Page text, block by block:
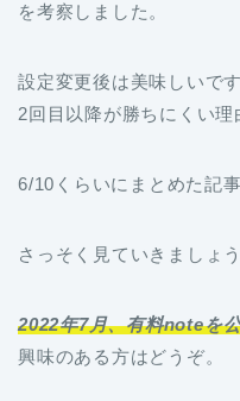
を考察しました。
設定変更後は美味しいです
2回目以降が勝ちにくい理
6/10くらいにまとめた記
さっそく見ていきましょう
2022年7月、有料noteを
興味のある方はどうぞ。